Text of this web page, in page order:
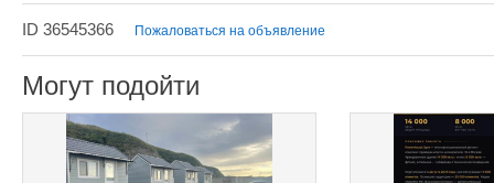
ID 36545366 Пожаловаться на объявление
Могут подойти